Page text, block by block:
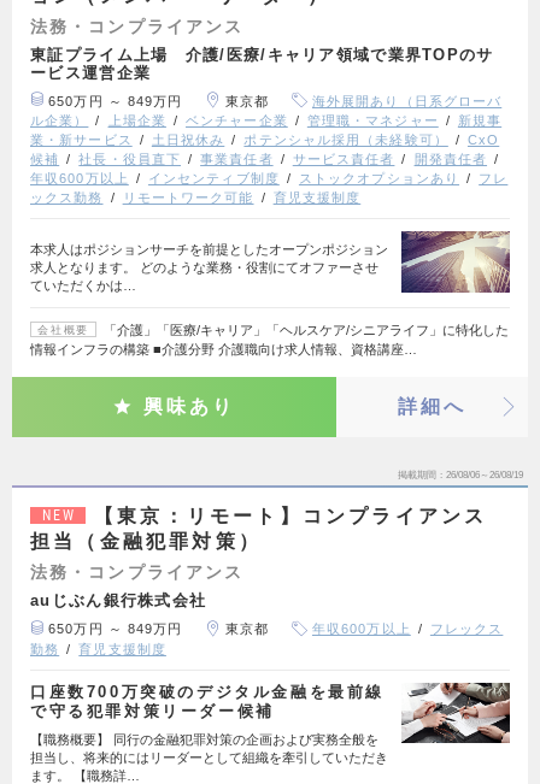
法務・コンプライアンス
東証プライム上場 介護/医療/キャリア領域で業界TOPのサ
ービス運営企業
650万円 ～ 849万円 東京都
海外展開あり（日系グローバ
ル企業）
上場企業 ベンチャー企業 管理職・マネジャー
新規事
業・新サービス
土日祝休み ポテンシャル採用（未経験可）
CxO
候補
社長・役員直下 事業責任者 サービス責任者
開発責任者
年収600万以上
インセンティブ制度 ストックオプションあり
フレ
ックス勤務
リモートワーク可能 育児支援制度
本求人はポジションサーチを前提としたオープンポジション
求人となります。 どのような業務・役割にてオファーさせ
ていただくかは…
会社概要
「介護」「医療/キャリア」「ヘルスケア/シニアライフ」に特化した
情報インフラの構築 ■介護分野 介護職向け求人情報、資格講座…
興味あり 詳細へ
掲載期間 26/08/06～26/08/19
NEW
【東京：リモート】コンプライアンス
担当（金融犯罪対策）
法務・コンプライアンス
auじぶん銀行株式会社
650万円 ～ 849万円 東京都 年収600万以上
フレックス
勤務
育児支援制度
口座数700万突破のデジタル金融を最前線
で守る犯罪対策リーダー候補
【職務概要】 同行の金融犯罪対策の企画および実務全般を
担当し、将来的にはリーダーとして組織を牽引していただき
ます。 【職務詳…